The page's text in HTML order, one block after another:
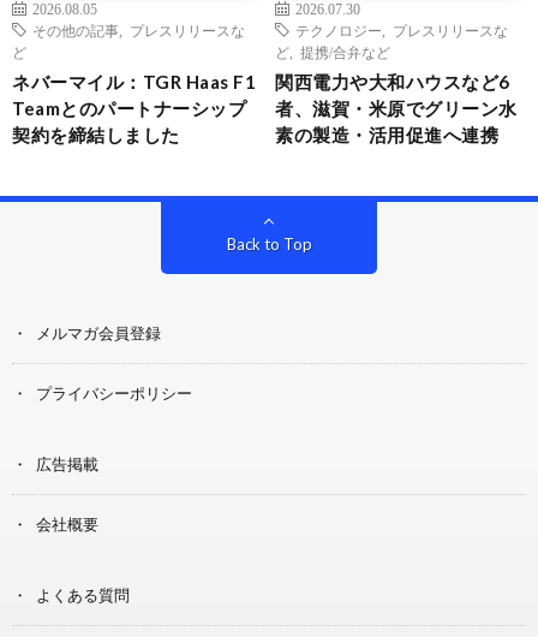
2026.08.05
その他の記事
プレスリリースな
ど
ネバーマイル：TGR Haas F1
Teamとのパートナーシップ
契約を締結しました
2026.07.30
テクノロジー
プレスリリースな
ど
提携/合弁など
関西電力や大和ハウスなど6
者、滋賀・米原でグリーン水
素の製造・活用促進へ連携
Back to Top
メルマガ会員登録
プライバシーポリシー
広告掲載
会社概要
よくある質問